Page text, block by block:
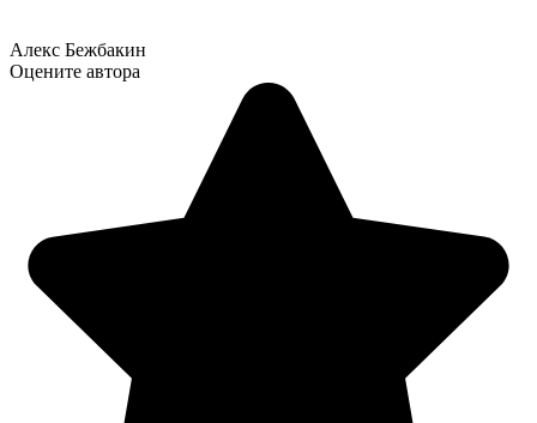
Алекс Бежбакин
Оцените автора